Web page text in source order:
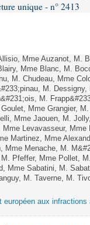
unique - n° 2413
Mme Auzanot, M.
Mme Blanc, M.
M. Chudeau, Mme
M.
M.
Mme Grangier,
Mme Jaouen, M.
Levavasseur, Mme
Martinez, Mme
Menache, M.
Pfeffer, Mme Pollet,
Mme Sabatini, M.
M. Taverne, M.
aux infractions